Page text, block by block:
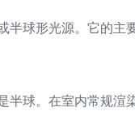
半球形光源。它的主
半球。在室内常规渲